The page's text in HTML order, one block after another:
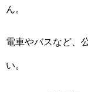
ん。
電車やバスなど、
い。